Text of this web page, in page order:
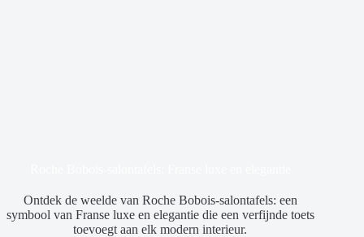
Ontdek de weelde van Roche Bobois-salontafels: een
symbool van Franse luxe en elegantie die een verfijnde toets
toevoegt aan elk modern interieur.